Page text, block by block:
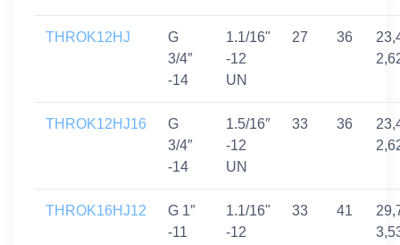
THROK12HJ
G
3/4″
-14
1.1/16"
-12
UN
27 36
THROK12HJ16
G
3/4″
-14
1.5/16″
-12
UN
33 36
THROK16HJ12
G 1″
-11
1.1/16"
-12
33 41